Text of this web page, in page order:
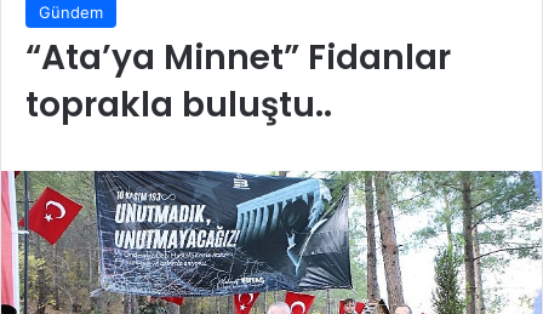
Gündem
“Ata’ya Minnet” Fidanlar
toprakla buluştu..